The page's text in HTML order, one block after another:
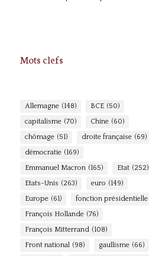
Mots clefs
Allemagne (148) BCE (50)
capitalisme (70) Chine (60)
chômage (51) droite française (69)
démocratie (169)
Emmanuel Macron (165) Etat (252)
Etats-Unis (263) euro (149)
Europe (61) fonction présidentielle
François Hollande (76)
François Mitterrand (108)
Front national (98) gaullisme (66)